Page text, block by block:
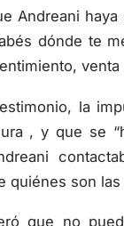
Andreani
dónde te
venta
la
, y que se
quiénes son
que no